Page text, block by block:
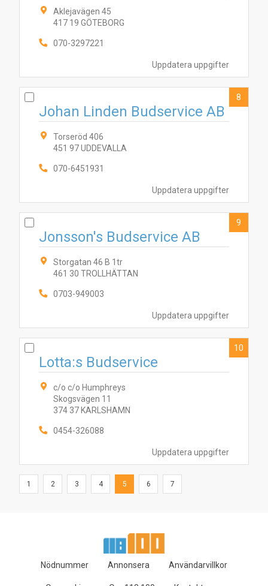
Uppdatera uppgifter
Aklejavägen 45
417 19 GÖTEBORG
070-3297221
Uppdatera uppgifter
Johan Linden Budservice AB
Torseröd 406
451 97 UDDEVALLA
070-6451931
8
Uppdatera uppgifter
Jonsson's Budservice AB
Storgatan 46 B 1tr
461 30 TROLLHÄTTAN
0703-949003
9
Uppdatera uppgifter
Lotta:s Budservice
c/o c/o Humphreys
Skogsvägen 11
374 37 KARLSHAMN
0454-326088
10
1 2 3 4 5 6 7
Nödnummer Annonsera Användarvillkor